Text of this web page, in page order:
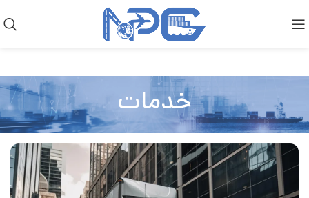
خدمات